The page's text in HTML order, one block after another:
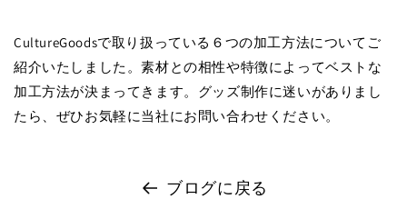
CultureGoodsで取り扱っている６つの加工方法についてご
紹介いたしました。素材との相性や特徴によってベストな
加工方法が決まってきます。グッズ制作に迷いがありまし
たら、ぜひお気軽に当社にお問い合わせください。
ブログに戻る